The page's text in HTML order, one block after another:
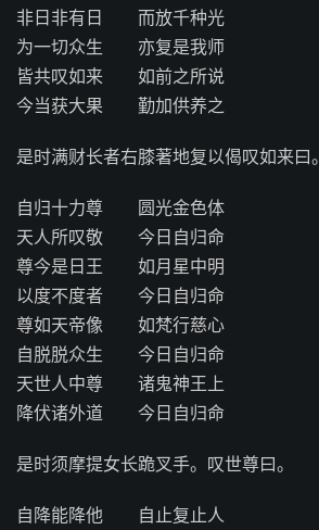
非日非有日 而放千种光
为一切众生 亦复是我师
皆共叹如来 如前之所说
今当获大果 勤加供养之
是时满财长者右膝著地复以偈叹如来曰。
自归十力尊 圆光金色体
天人所叹敬 今日自归命
尊今是日王 如月星中明
以度不度者 今日自归命
尊如天帝像 如梵行慈心
自脱脱众生 今日自归命
天世人中尊 诸鬼神王上
降伏诸外道 今日自归命
是时须摩提女长跪叉手。叹世尊曰。
自降能降他 自止复止人